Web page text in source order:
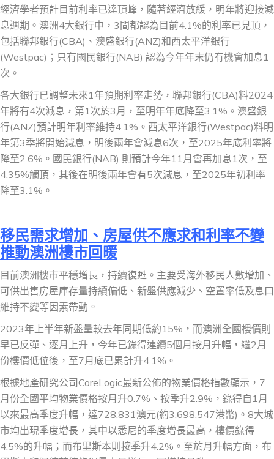
經濟學者預計目前利率已達頂峰，隨著經濟放緩，明年將迎接減
息週期。澳洲4大銀行中，3間都認為目前4.1%的利率已見頂，
包括聯邦銀行(CBA)、澳盛銀行(ANZ)和西太平洋銀行
(Westpac)；只有國民銀行(NAB) 認為今年年末仍有機會加息1
次。
各大銀行已調整未來1年預期利率走勢，聯邦銀行(CBA)料2024
年將有4次減息，第1次於3月，至明年年底降至3.1%。澳盛銀
行(ANZ)預計明年利率維持4.1%。西太平洋銀行(Westpac)料明
年第3季將開始減息，明後兩年會減息6次，至2025年底利率將
降至2.6%。國民銀行(NAB) 則預計今年11月會再加息1次，至
4.35%觸頂，其後在明後兩年會有5次減息，至2025年初利率
降至3.1%。
移民需求增加、房屋供不應求和利率不變
推動澳洲樓市回暖
目前澳洲樓市平穩增長，持續復甦。主要受海外移民人數增加、
可供出售房屋庫存量持續偏低、新盤供應減少、空置率低及息口
維持不變等因素帶動。
2023年上半年新盤量較去年同期低約15%，而澳洲全國樓價則
早已反彈、逐月上升，今年已錄得連續5個月按月升幅，繼2月
份樓價低位後，至7月底已累計升4.1%。
根據地產研究公司CoreLogic最新公佈的物業價格指數顯示，7
月份全國平均物業價格按月升0.7%、按季升2.9%，錄得自1月
以來最高季度升幅，達728,831澳元(約3,698,547港幣)。8大城
市均出現季度增長，其中以悉尼的季度增長最高，樓價錄得
4.5%的升幅；而布里斯本則按季升4.2%。至於月升幅方面，布